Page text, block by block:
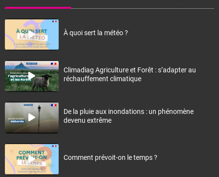
À quoi sert la météo ?
Climadiag Agriculture et Forêt : s’adapter au
réchauffement climatique
De la pluie aux inondations : un phénomène
devenu extrême
Comment prévoit-on le temps ?